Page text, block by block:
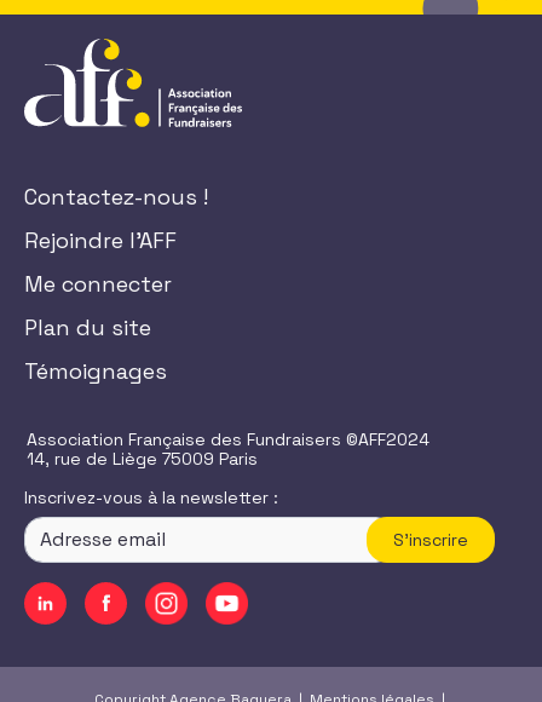
Contactez-nous !
Rejoindre l'AFF
Me connecter
Plan du site
Témoignages
Association Française des Fundraisers ©AFF2024
14, rue de Liège 75009 Paris
Inscrivez-vous à la newsletter :
S'inscrire